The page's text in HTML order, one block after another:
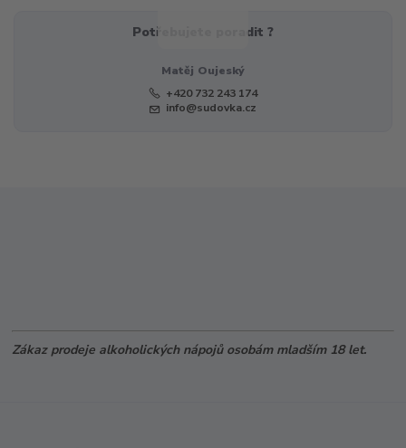
Potřebujete poradit ?
Matěj Oujeský
+420 732 243 174
info@sudovka.cz
Zákaz prodeje alkoholických nápojů osobám mladším 18 let.